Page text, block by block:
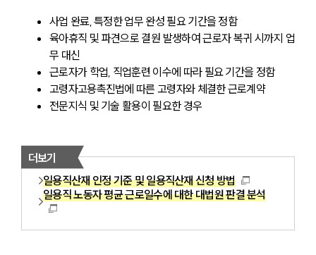
사업 완료, 특정한 업무 완성 필요 기간을 정함
육아휴직 및 파견으로 결원 발생하여 근로자 복귀 시까지 업
무 대신
근로자가 학업, 직업훈련 이수에 따라 필요 기간을 정함
고령자고용촉진법에 따른 고령자와 체결한 근로계약
전문지식 및 기술 활용이 필요한 경우
더보기
일용직산재 인정 기준 및 일용직산재 신청 방법
일용직 노동자 평균 근로일수에 대한 대법원 판결 분석